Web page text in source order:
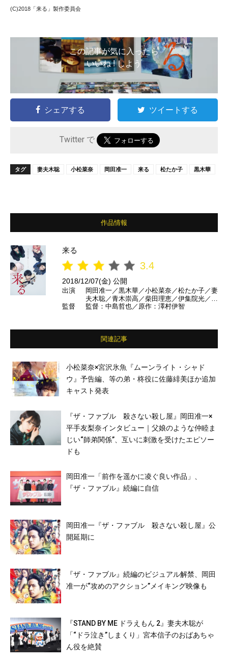
(C)2018「来る」製作委員会
この記事が気に入ったら
いいね ! しよう
シェアする ツイートする
Twitter で
タグ 妻夫木聡 小松菜奈 岡田准一 来る 松たか子 黒木華
作品情報
来る
3.4
2018/12/07(金) 公開
出演
岡田准一／黒木華／小松菜奈／松たか子／妻
夫木聡／青木崇高／柴田理恵／伊集院光／太
賀 ほか
監督 監督：中島哲也／原作：澤村伊智
関連記事
小松菜奈×宮沢氷魚『ムーンライト・シャド
ウ』予告編、等の弟・柊役に佐藤緋美ほか追加
キャスト発表
『ザ・ファブル 殺さない殺し屋』岡田准一×
平手友梨奈インタビュー｜父娘のような仲睦ま
じい“師弟関係”、互いに刺激を受けたエピソー
ドも
岡田准一「前作を遥かに凌ぐ良い作品」、
『ザ・ファブル』続編に自信
岡田准一『ザ・ファブル 殺さない殺し屋』公
開延期に
『ザ・ファブル』続編のビジュアル解禁、岡田
准一が“攻めのアクション”メイキング映像も
『STAND BY ME ドラえもん 2』妻夫木聡が
「“ドラ泣き”しまくり」宮本信子のおばあちゃ
ん役を絶賛